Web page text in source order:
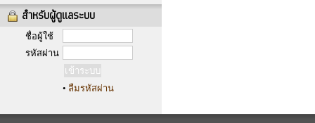
สำหรับผู้ดูแลระบบ
ชื่อผู้ใช้
รหัสผ่าน
• ลืมรหัสผ่าน